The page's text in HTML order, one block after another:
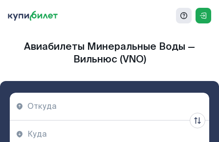
Авиабилеты Минеральные Воды —
Вильнюс (VNO)